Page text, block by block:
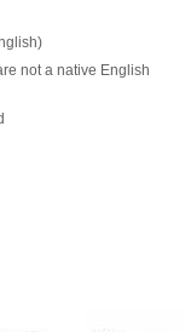
not a native English